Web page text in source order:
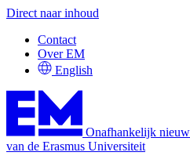
Direct naar inhoud
Contact
Over EM
English
Onafhankelijk
van de Erasmus Universiteit